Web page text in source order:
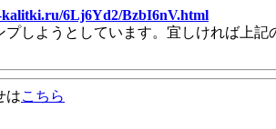
6Lj6Yd2/BzbI6nV.html
プしようとしています。宜しければ上
はこちら